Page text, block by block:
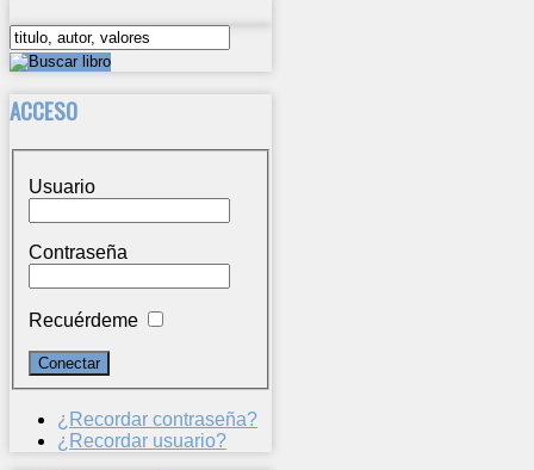
ACCESO
Usuario
Contraseña
Recuérdeme
¿Recordar contraseña?
¿Recordar usuario?